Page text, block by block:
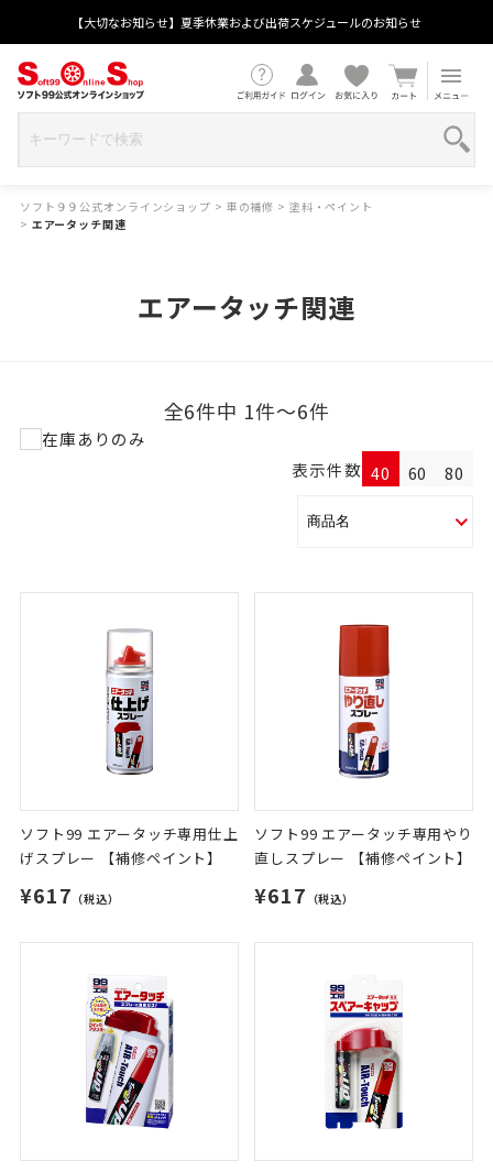
【大切なお知らせ】夏季休業および出荷スケジュールのお知らせ
ソフト９９公式オンラインショップ > 車の補修 > 塗料・ペイント
> エアータッチ関連
エアータッチ関連
全6件中 1件～6件
在庫ありのみ
表示件数 40 60 80
ソフト99 エアータッチ専用仕上
げスプレー 【補修ペイント】
¥617 （税込）
ソフト99 エアータッチ専用やり
直しスプレー 【補修ペイント】
¥617 （税込）